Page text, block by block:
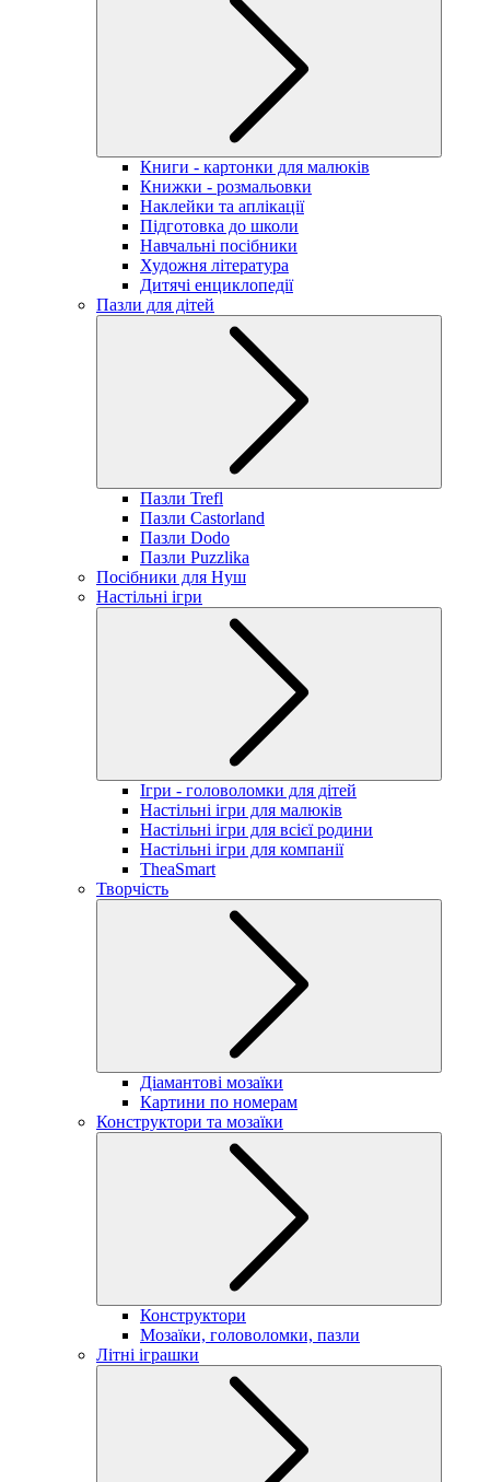
Книги - картонки для малюків
Книжки - розмальовки
Наклейки та аплікації
Підготовка до школи
Навчальні посібники
Художня література
Дитячі енциклопедії
Пазли для дітей
Пазли Trefl
Пазли Castorland
Пазли Dodo
Пазли Puzzlika
Посібники для Нуш
Настільні ігри
Ігри - головоломки для дітей
Настільні ігри для малюків
Настільні ігри для всієї родини
Настільні ігри для компанії
TheaSmart
Творчість
Діамантові мозаїки
Картини по номерам
Конструктори та мозаїки
Конструктори
Мозаїки, головоломки, пазли
Літні іграшки